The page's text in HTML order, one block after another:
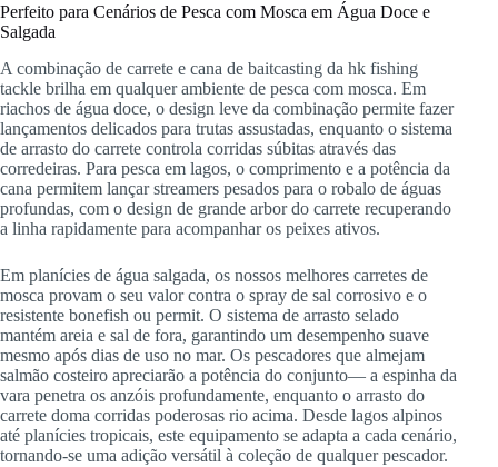
Perfeito para Cenários de Pesca com Mosca em Água Doce e
Salgada
A combinação de carrete e cana de baitcasting da hk fishing
tackle brilha em qualquer ambiente de pesca com mosca. Em
riachos de água doce, o design leve da combinação permite fazer
lançamentos delicados para trutas assustadas, enquanto o sistema
de arrasto do carrete controla corridas súbitas através das
corredeiras. Para pesca em lagos, o comprimento e a potência da
cana permitem lançar streamers pesados para o robalo de águas
profundas, com o design de grande arbor do carrete recuperando
a linha rapidamente para acompanhar os peixes ativos.
Em planícies de água salgada, os nossos melhores carretes de
mosca provam o seu valor contra o spray de sal corrosivo e o
resistente bonefish ou permit. O sistema de arrasto selado
mantém areia e sal de fora, garantindo um desempenho suave
mesmo após dias de uso no mar. Os pescadores que almejam
salmão costeiro apreciarão a potência do conjunto— a espinha da
vara penetra os anzóis profundamente, enquanto o arrasto do
carrete doma corridas poderosas rio acima. Desde lagos alpinos
até planícies tropicais, este equipamento se adapta a cada cenário,
tornando-se uma adição versátil à coleção de qualquer pescador.